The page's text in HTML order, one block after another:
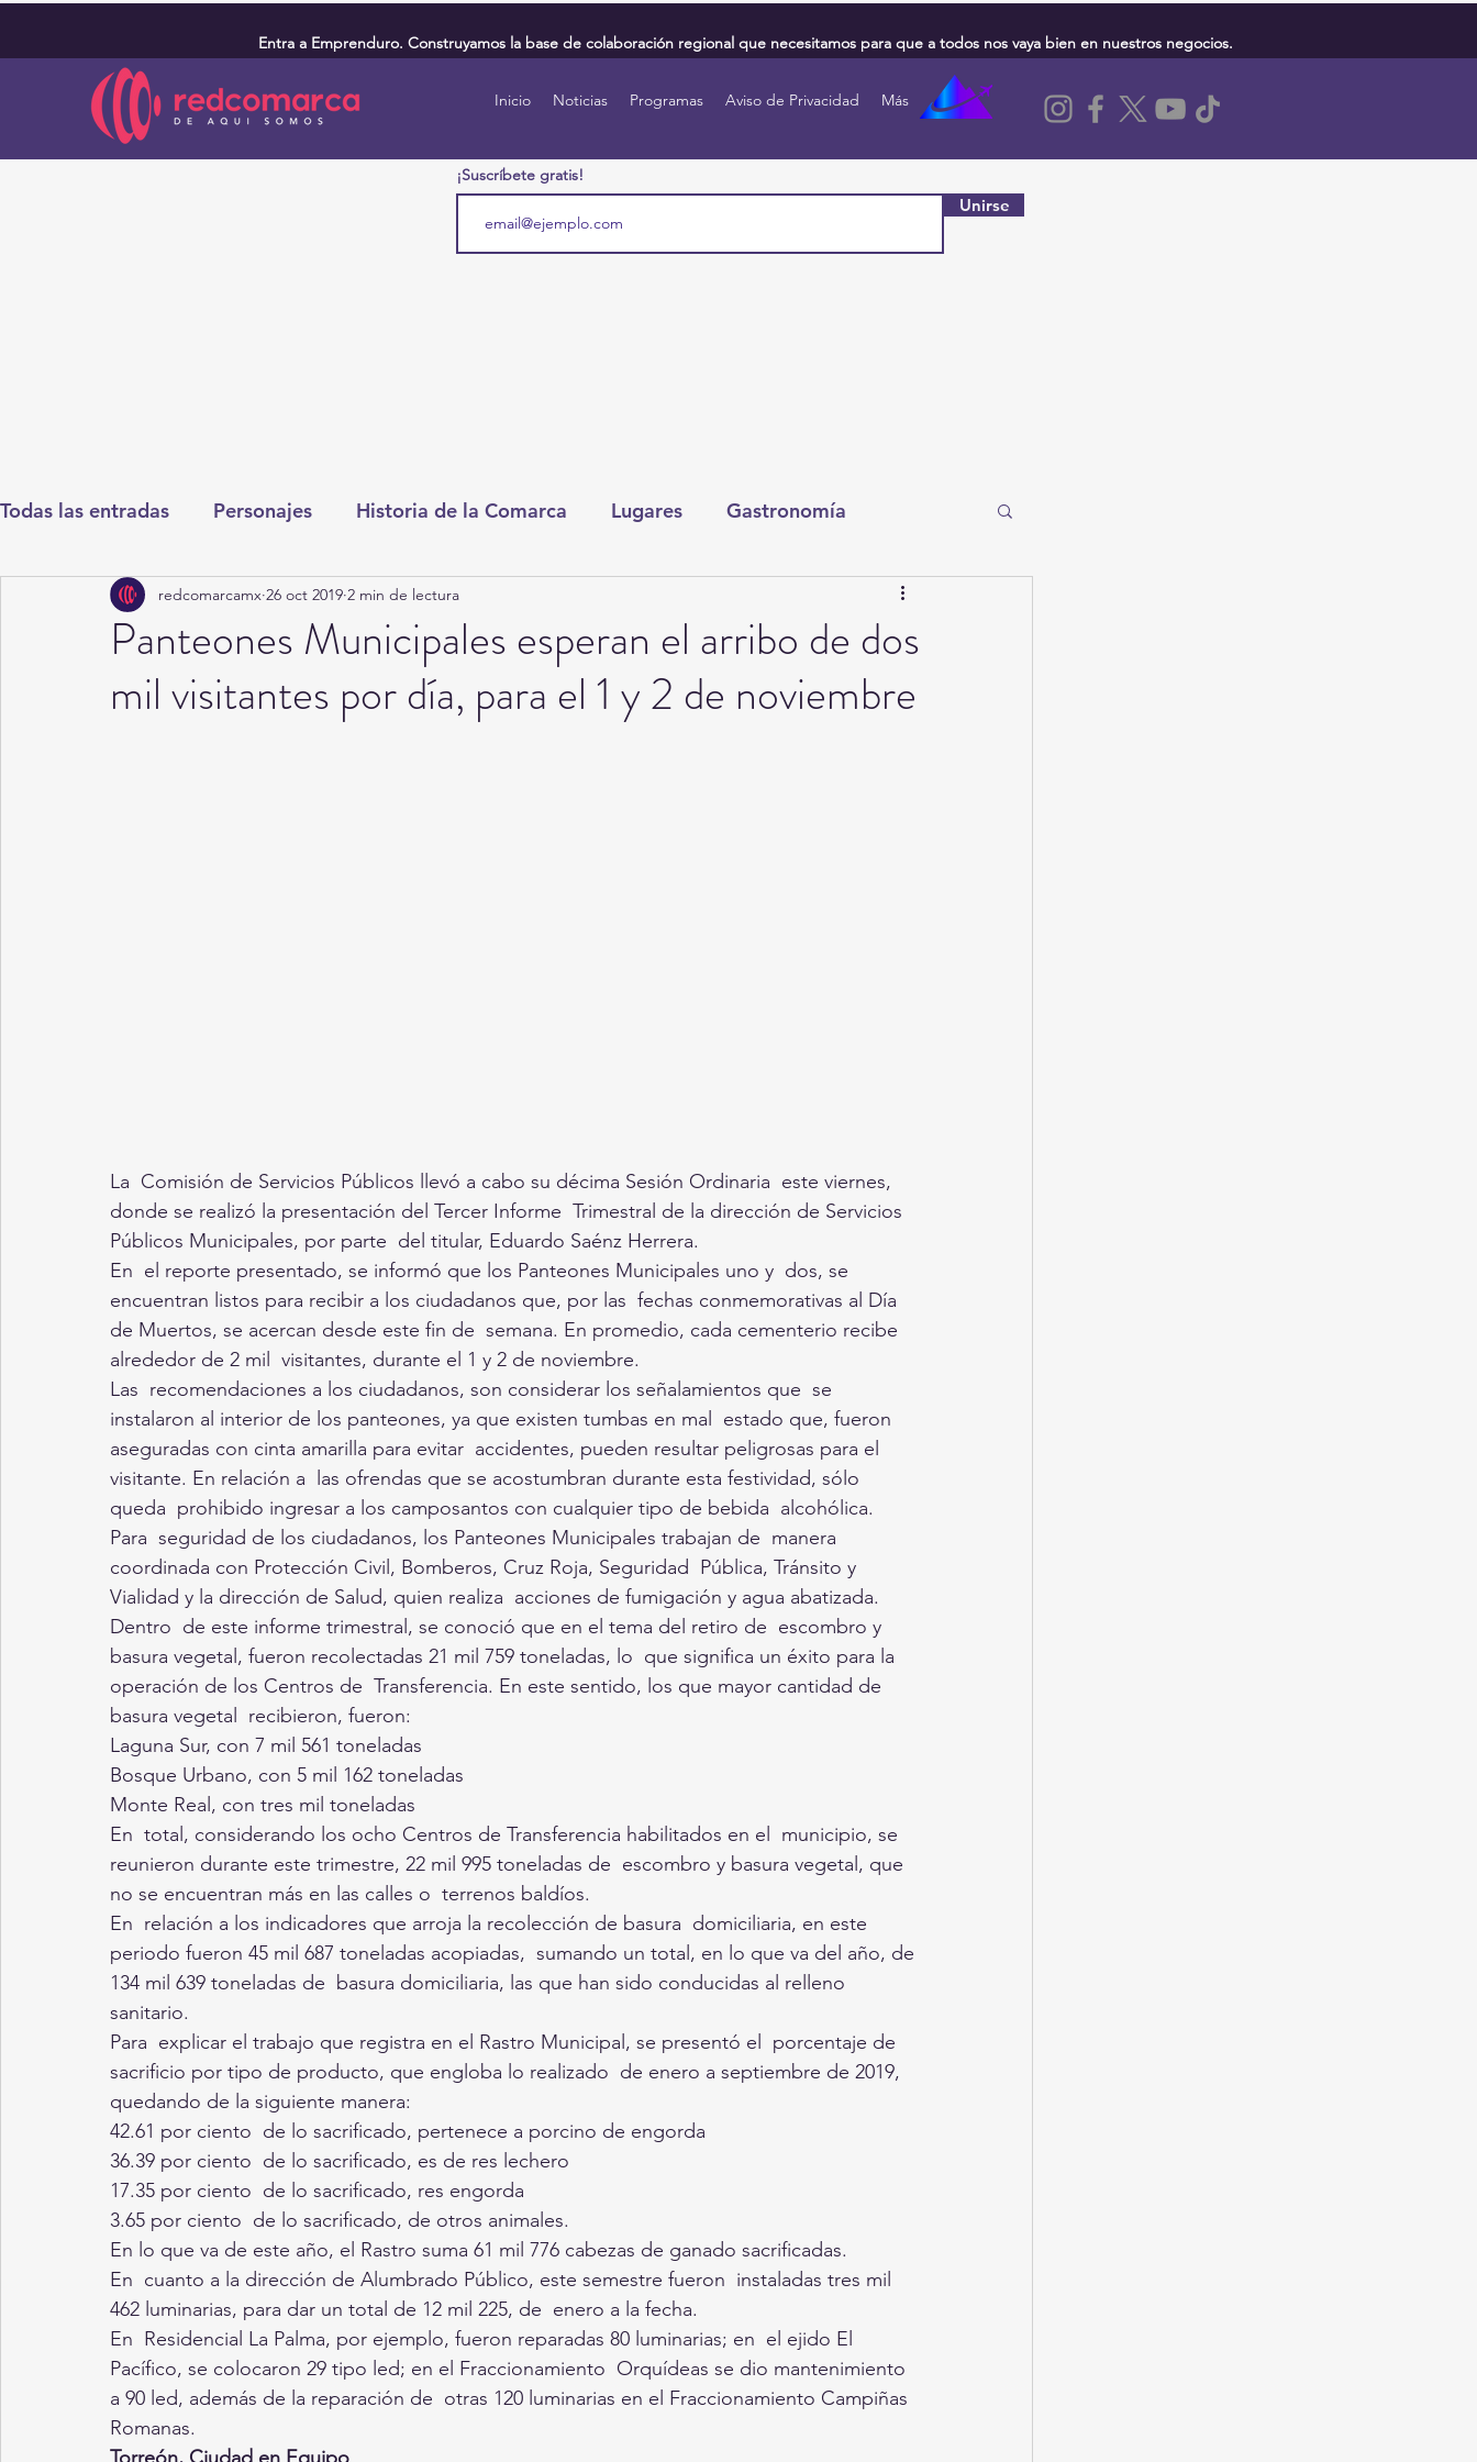
Entra a Emprenduro. Construyamos la base de colaboración regional que necesitamos para que a todos nos vaya bien en nuestros negocios.
Inicio Noticias Programas Aviso de Privacidad Más
¡Suscríbete gratis!
Unirse
Todas las entradas Personajes Historia de la Comarca Lugares Gastronomía
Deportes Salud Entretenimiento Torreón
Round Cero Columnistas CDMX Nacionales Internacionales Tecnología
Panteones Municipales esperan el arribo de dos
mil visitantes por día, para el 1 y 2 de noviembre
redcomarcamx 26 oct 2019 2 min de lectura
La  Comisión de Servicios Públicos llevó a cabo su décima Sesión Ordinaria  este viernes,
donde se realizó la presentación del Tercer Informe  Trimestral de la dirección de Servicios
Públicos Municipales, por parte  del titular, Eduardo Saénz Herrera.
En  el reporte presentado, se informó que los Panteones Municipales uno y  dos, se
encuentran listos para recibir a los ciudadanos que, por las  fechas conmemorativas al Día
de Muertos, se acercan desde este fin de  semana. En promedio, cada cementerio recibe
alrededor de 2 mil  visitantes, durante el 1 y 2 de noviembre.
Las  recomendaciones a los ciudadanos, son considerar los señalamientos que  se
instalaron al interior de los panteones, ya que existen tumbas en mal  estado que, fueron
aseguradas con cinta amarilla para evitar  accidentes, pueden resultar peligrosas para el
visitante. En relación a  las ofrendas que se acostumbran durante esta festividad, sólo
queda  prohibido ingresar a los camposantos con cualquier tipo de bebida  alcohólica.
Para  seguridad de los ciudadanos, los Panteones Municipales trabajan de  manera
coordinada con Protección Civil, Bomberos, Cruz Roja, Seguridad  Pública, Tránsito y
Vialidad y la dirección de Salud, quien realiza  acciones de fumigación y agua abatizada.
Dentro  de este informe trimestral, se conoció que en el tema del retiro de  escombro y
basura vegetal, fueron recolectadas 21 mil 759 toneladas, lo  que significa un éxito para la
operación de los Centros de  Transferencia. En este sentido, los que mayor cantidad de
basura vegetal  recibieron, fueron:
Laguna Sur, con 7 mil 561 toneladas
Bosque Urbano, con 5 mil 162 toneladas
Monte Real, con tres mil toneladas
En  total, considerando los ocho Centros de Transferencia habilitados en el  municipio, se
reunieron durante este trimestre, 22 mil 995 toneladas de  escombro y basura vegetal, que
no se encuentran más en las calles o  terrenos baldíos.
En  relación a los indicadores que arroja la recolección de basura  domiciliaria, en este
periodo fueron 45 mil 687 toneladas acopiadas,  sumando un total, en lo que va del año, de
134 mil 639 toneladas de  basura domiciliaria, las que han sido conducidas al relleno
sanitario.
Para  explicar el trabajo que registra en el Rastro Municipal, se presentó el  porcentaje de
sacrificio por tipo de producto, que engloba lo realizado  de enero a septiembre de 2019,
quedando de la siguiente manera:
42.61 por ciento  de lo sacrificado, pertenece a porcino de engorda
36.39 por ciento  de lo sacrificado, es de res lechero
17.35 por ciento  de lo sacrificado, res engorda
3.65 por ciento  de lo sacrificado, de otros animales.
En lo que va de este año, el Rastro suma 61 mil 776 cabezas de ganado sacrificadas.
En  cuanto a la dirección de Alumbrado Público, este semestre fueron  instaladas tres mil
462 luminarias, para dar un total de 12 mil 225, de  enero a la fecha.
En  Residencial La Palma, por ejemplo, fueron reparadas 80 luminarias; en  el ejido El
Pacífico, se colocaron 29 tipo led; en el Fraccionamiento  Orquídeas se dio mantenimiento
a 90 led, además de la reparación de  otras 120 luminarias en el Fraccionamiento Campiñas
Romanas.
Torreón, Ciudad en Equipo